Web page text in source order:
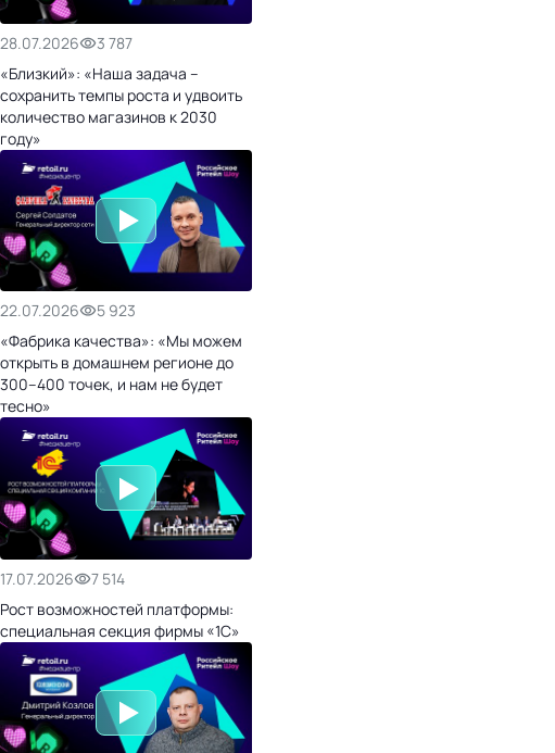
28.07.2026
3 787
«Близкий»: «Наша задача –
сохранить темпы роста и удвоить
количество магазинов к 2030
году»
22.07.2026
5 923
«Фабрика качества»: «Мы можем
открыть в домашнем регионе до
300–400 точек, и нам не будет
тесно»
17.07.2026
7 514
Рост возможностей платформы:
специальная секция фирмы «1С»